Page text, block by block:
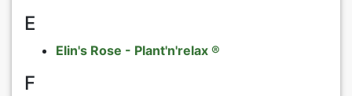
E
Elin's Rose - Plant'n'relax ®
F